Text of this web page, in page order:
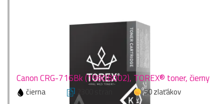
Canon CRG-716Bk (1980B002), TOREX® toner, čierny
čierna 2300 stran
50 zlaťákov